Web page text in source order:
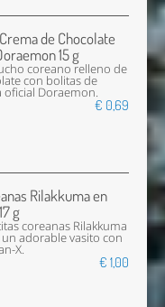
de Chocolate
15 g
coreano relleno de
con bolitas de
oficial Doraemon.
€ 0,69
Rilakkuma en
g
coreanas Rilakkuma
adorable vasito con
X.
€ 1,00